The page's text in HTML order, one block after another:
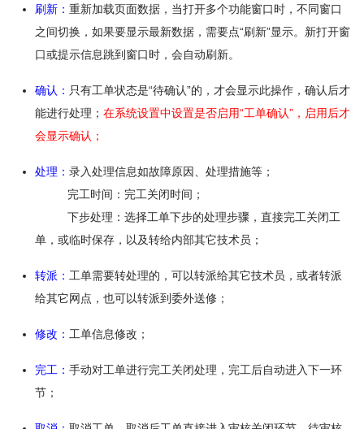
刷新： 重新加载页面数据，当打开多个功能窗口时，不同窗口
之间切换，如果要显示最新数据，需要点“刷新”显示。新打开窗
口或提示信息跳到窗口时，会自动刷新。
确认： 只有工单状态是“待确认”的，才会显示此操作，确认后才
能进行处理； 在系统设置中设置是否启用“工单确认”，启用后才
会显示确认；
处理： 录入处理信息如故障原因、处理措施等；
完工时间：完工关闭时间；
下步处理：选择工单下步的处理步骤， 直接完工关闭工
单，或临时保存，以及转给内部其它技术员；
转派： 工单需要转处理的，可以转派给其它技术员，或者转派
给其它网点，也可以转派到委外送修；
修改： 工单信息修改；
完工： 手动对工单进行完工关闭处理，完工后自动进入下一环
节；